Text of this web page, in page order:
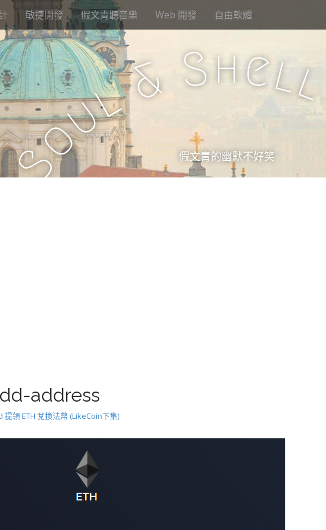
敏捷開發 假文青聽音樂 Web 開發 自由軟體
S
o
u
l& Shell
假文青的幽默不好笑
address
提領 ETH 兌換法幣 (LikeCoin下集)